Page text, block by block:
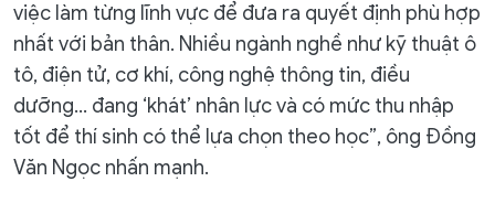
việc làm từng lĩnh vực để đưa ra quyết định phù hợp
nhất với bản thân. Nhiều ngành nghề như kỹ thuật ô
tô, điện tử, cơ khí, công nghệ thông tin, điều
dưỡng... đang ‘khát’ nhân lực và có mức thu nhập
tốt để thí sinh có thể lựa chọn theo học”, ông Đồng
Văn Ngọc nhấn mạnh.